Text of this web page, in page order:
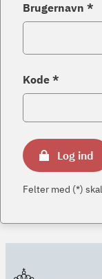
Brugernavn *
Kode *
Log ind
Felter med (*)